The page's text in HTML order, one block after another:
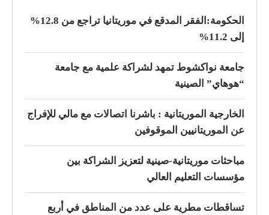
الحكومة:الفقر المدقع في موريتانيا تراجع من 12.8%
إلى 11.2%
جامعة نواكشوط تمهد لشراكة علمية مع جامعة
“هوهاي” الصينية
الخارجية الموريتانية : باشرنا اتصالات مع مالي للإفراج
عن الموريتانيين الموقوفين
مباحثات موريتانية-صينية لتعزيز الشراكة بين
مؤسسات التعليم العالي
تساقطات مطرية على عدد من المناطق في أربع